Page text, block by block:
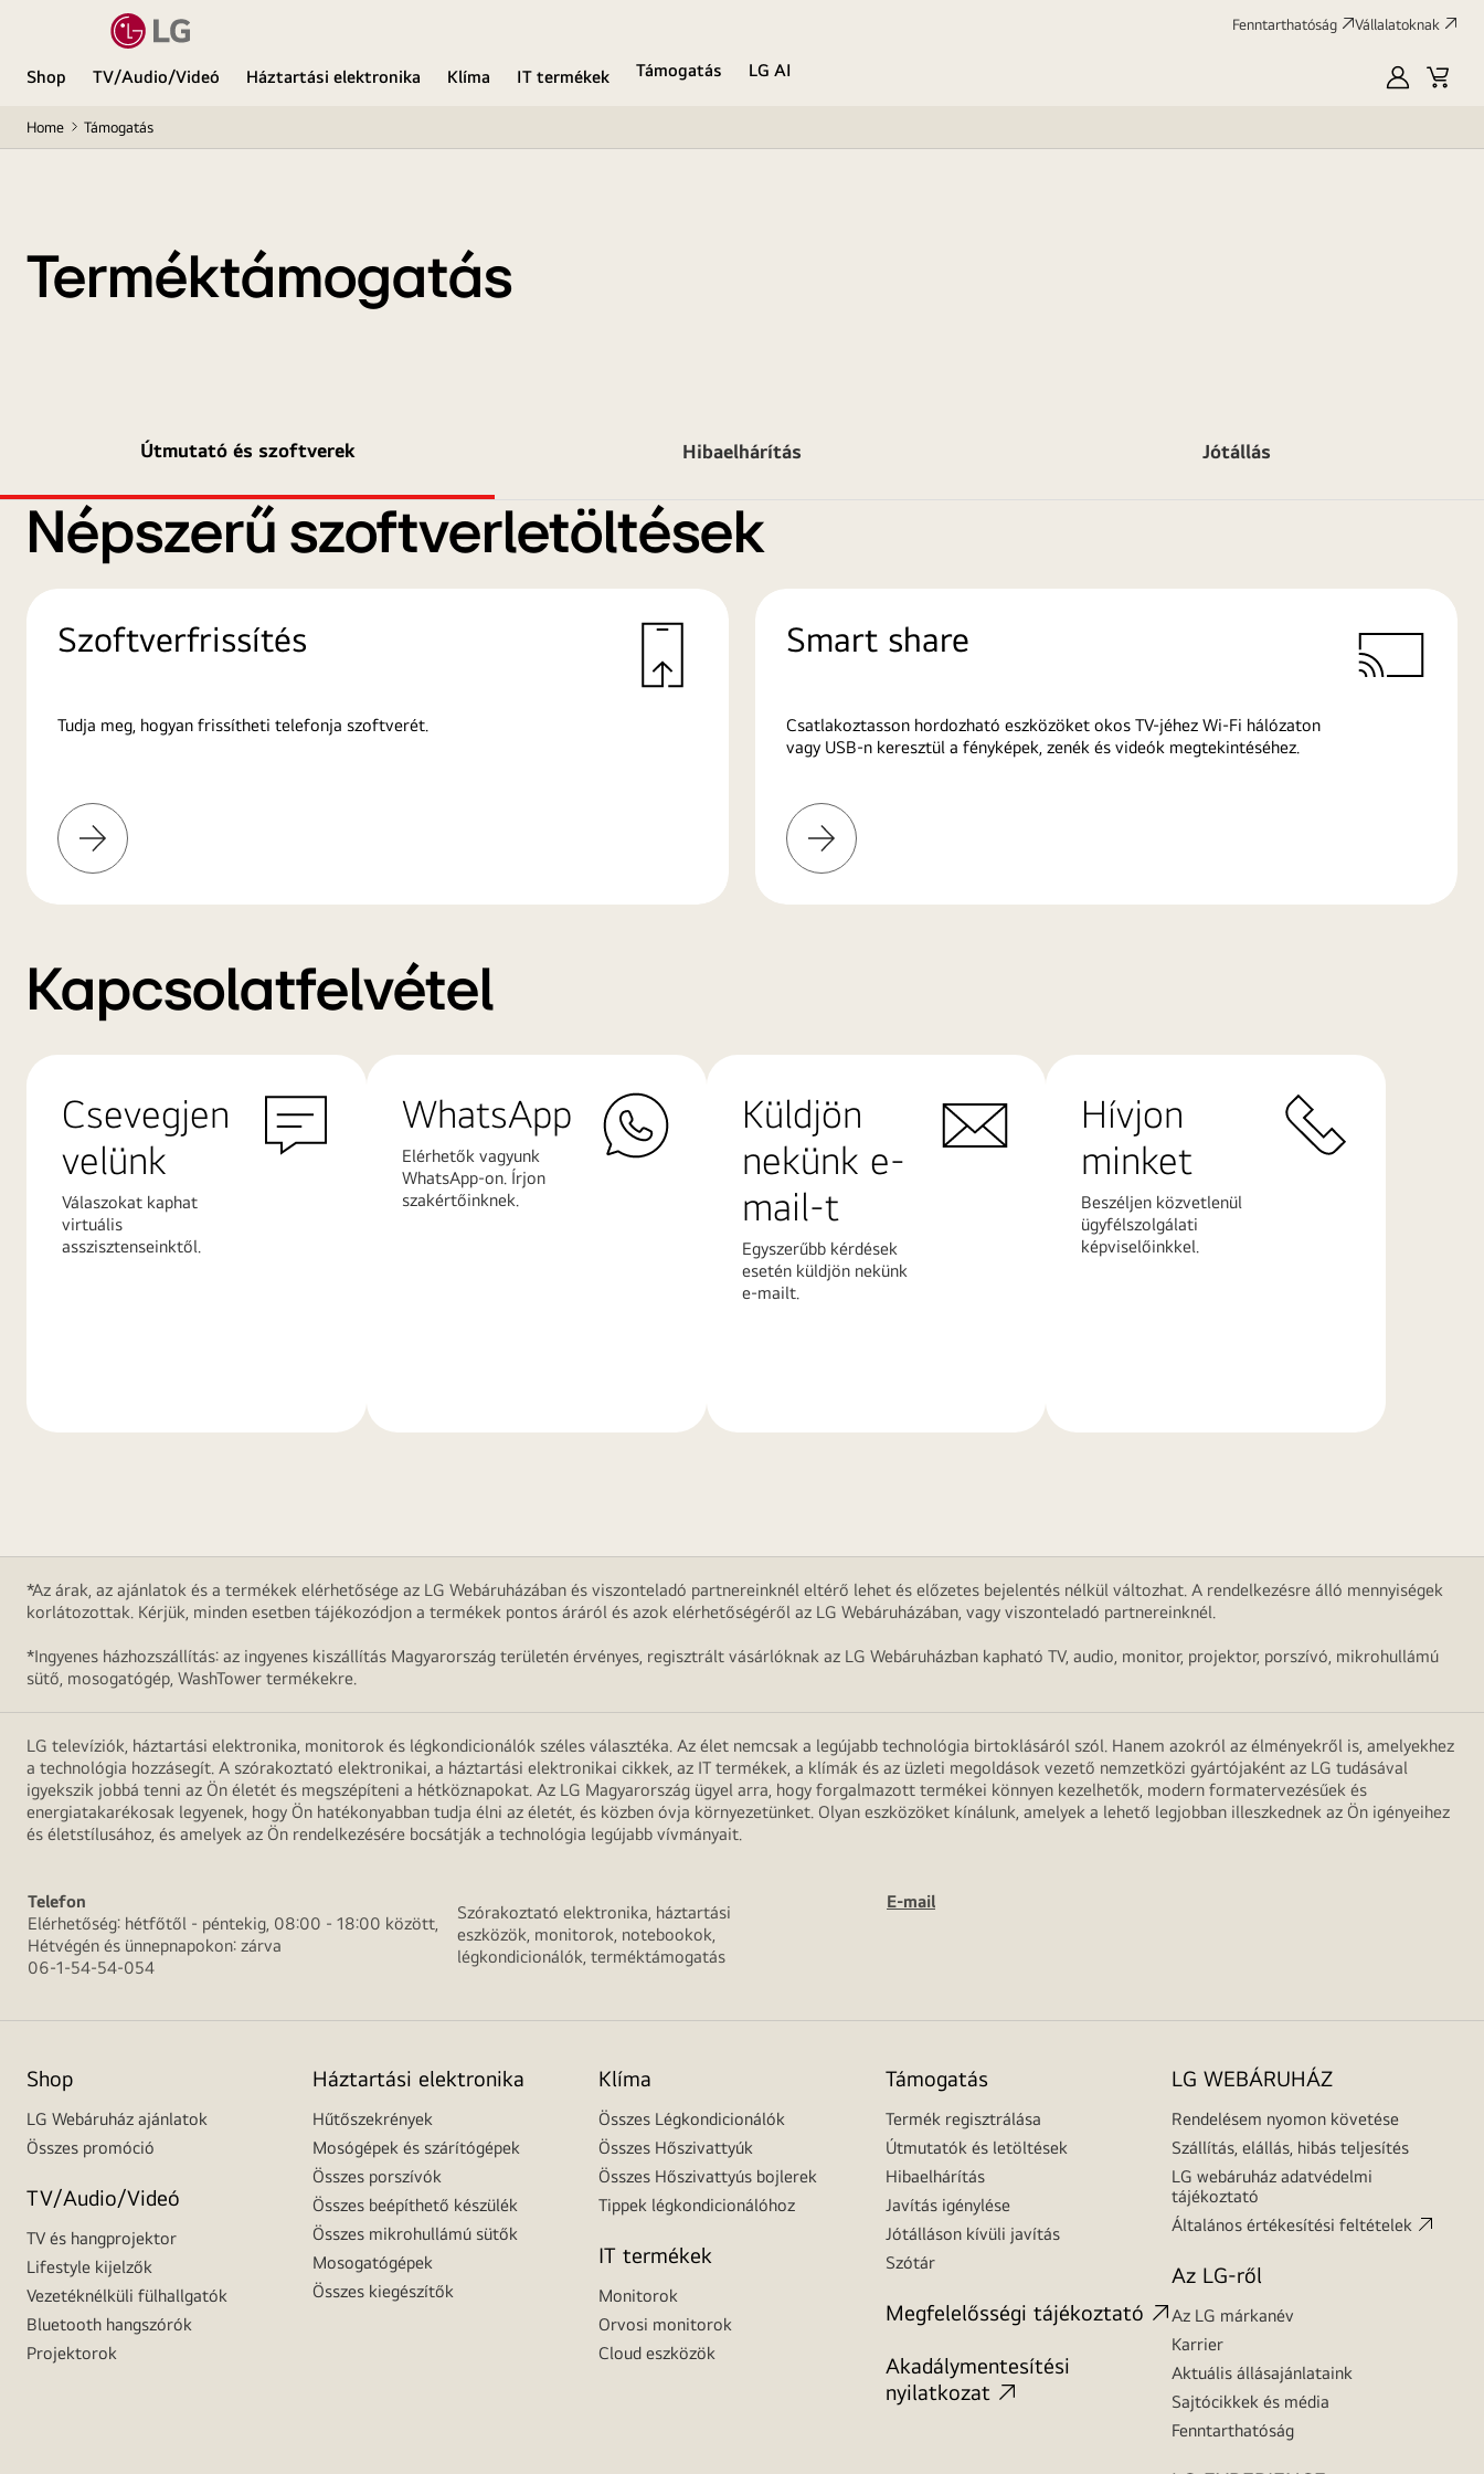
Fenntarthatóság Vállalatoknak
Shop TV/Audio/Videó Háztartási elektronika Klíma IT termékek Támogatás
LG AI
SajátKosár
Home Támogatás
Terméktámogatás
Útmutató és szoftverek Hibaelhárítás Jótállás
Népszerű szoftverletöltések
Szoftverfrissítés
Tudja meg, hogyan frissítheti telefonja szoftverét.
További
információk
Smart share
Csatlakoztasson hordozható eszközöket okos TV-jéhez Wi-Fi hálózaton
vagy USB-n keresztül a fényképek, zenék és videók megtekintéséhez.
További
információk
Kapcsolatfelvétel
Csevegjen
velünk
Válaszokat kaphat
virtuális
asszisztenseinktől.
WhatsApp
Elérhetők vagyunk
WhatsApp-on. Írjon
szakértőinknek.
Küldjön
nekünk e-
mail-t
Egyszerűbb kérdések
esetén küldjön nekünk
e-mailt.
Hívjon
minket
Beszéljen közvetlenül
ügyfélszolgálati
képviselőinkkel.
*Az árak, az ajánlatok és a termékek elérhetősége az LG Webáruházában és viszonteladó partnereinknél eltérő lehet és előzetes bejelentés nélkül változhat. A rendelkezésre álló mennyiségek
korlátozottak. Kérjük, minden esetben tájékozódjon a termékek pontos áráról és azok elérhetőségéről az LG Webáruházában, vagy viszonteladó partnereinknél.
*Ingyenes házhozszállítás: az ingyenes kiszállítás Magyarország területén érvényes, regisztrált vásárlóknak az LG Webáruházban kapható TV, audio, monitor, projektor, porszívó, mikrohullámú
sütő, mosogatógép, WashTower termékekre.
LG televíziók, háztartási elektronika, monitorok és légkondicionálók széles választéka. Az élet nemcsak a legújabb technológia birtoklásáról szól. Hanem azokról az élményekről is, amelyekhez
a technológia hozzásegít. A szórakoztató elektronikai, a háztartási elektronikai cikkek, az IT termékek, a klímák és az üzleti megoldások vezető nemzetközi gyártójaként az LG tudásával
igyekszik jobbá tenni az Ön életét és megszépíteni a hétköznapokat. Az LG Magyarország ügyel arra, hogy forgalmazott termékei könnyen kezelhetők, modern formatervezésűek és
energiatakarékosak legyenek, hogy Ön hatékonyabban tudja élni az életét, és közben óvja környezetünket. Olyan eszközöket kínálunk, amelyek a lehető legjobban illeszkednek az Ön igényeihez
és életstílusához, és amelyek az Ön rendelkezésére bocsátják a technológia legújabb vívmányait.
Telefon
Elérhetőség: hétfőtől - péntekig, 08:00 - 18:00 között,
Hétvégén és ünnepnapokon: zárva
06-1-54-54-054
Szórakoztató elektronika, háztartási
eszközök, monitorok, notebookok,
légkondicionálók, terméktámogatás
E-mail
Shop
LG Webáruház ajánlatok
Összes promóció
TV/Audio/Videó
TV és hangprojektor
Lifestyle kijelzők
Vezetéknélküli fülhallgatók
Bluetooth hangszórók
Projektorok
Háztartási elektronika
Hűtőszekrények
Mosógépek és szárítógépek
Összes porszívók
Összes beépíthető készülék
Összes mikrohullámú sütők
Mosogatógépek
Összes kiegészítők
Klíma
Összes Légkondicionálók
Összes Hőszivattyúk
Összes Hőszivattyús bojlerek
Tippek légkondicionálóhoz
IT termékek
Monitorok
Orvosi monitorok
Cloud eszközök
Támogatás
Termék regisztrálása
Útmutatók és letöltések
Hibaelhárítás
Javítás igénylése
Jótálláson kívüli javítás
Szótár
Megfelelősségi tájékoztató
Akadálymentesítési
nyilatkozat
LG WEBÁRUHÁZ
Rendelésem nyomon követése
Szállítás, elállás, hibás teljesítés
LG webáruház adatvédelmi
tájékoztató
Általános értékesítési feltételek
Az LG-ről
Az LG márkanév
Karrier
Aktuális állásajánlataink
Sajtócikkek és média
Fenntarthatóság